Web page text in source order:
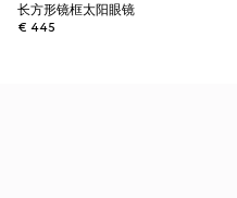
长方形镜框太阳眼镜
€ 445